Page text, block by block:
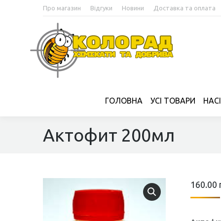
Про магазин Відгуки Новини Доставка та оплата
ГОЛОВНА УСІ ТОВАРИ
Актофит 200мл
160.00